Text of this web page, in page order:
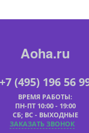
Aoha.ru
+7 (495) 196 56
ВРЕМЯ РАБОТЫ:
ПН-ПТ 10:00 - 19:00
СБ; ВС - ВЫХОДНЫЕ
ЗАКАЗАТЬ ЗВОНОК